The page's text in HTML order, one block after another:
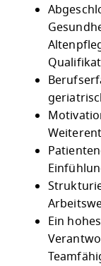
Ein